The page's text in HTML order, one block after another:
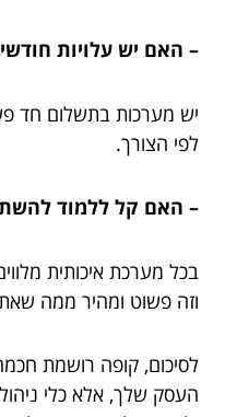
– האם יש עלויות
יש מערכות בתשלום חד
לפי הצורך.
– האם קל ללמוד
בכל מערכת איכותית
וזה פשוט ומהיר ממה
לסיכום, קופה רושמת
העסק שלך, אלא כלי